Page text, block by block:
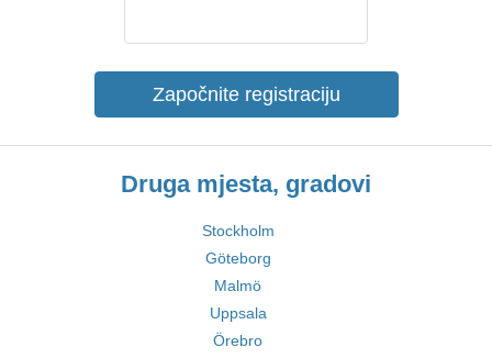
Započnite registraciju
Druga mjesta, gradovi
Stockholm
Göteborg
Malmö
Uppsala
Örebro